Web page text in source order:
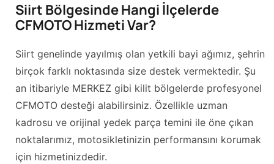
Siirt Bölgesinde Hangi İlçelerde
CFMOTO Hizmeti Var?
Siirt genelinde yayılmış olan yetkili bayi ağımız, şehrin
birçok farklı noktasında size destek vermektedir. Şu
an itibariyle MERKEZ gibi kilit bölgelerde profesyonel
CFMOTO desteği alabilirsiniz. Özellikle uzman
kadrosu ve orijinal yedek parça temini ile öne çıkan
noktalarımız, motosikletinizin performansını korumak
için hizmetinizdedir.